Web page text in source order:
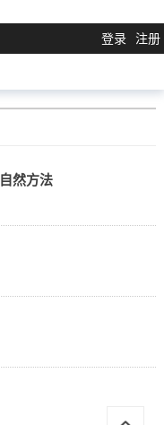
登录 注册
然方法